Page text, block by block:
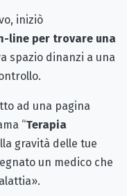
iniziò
line per trovare una
spazio dinanzi a una
ad una pagina
“Terapia
gravità delle tue
un medico che